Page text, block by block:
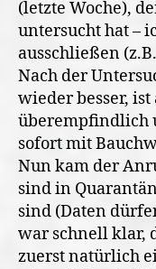
(letzte Woche),
untersucht hat –
ausschließen
Nach der
wieder besser,
überempfindlich
sofort mit
Nun kam der
sind in
sind (Daten
war schnell klar,
zuerst natürlich